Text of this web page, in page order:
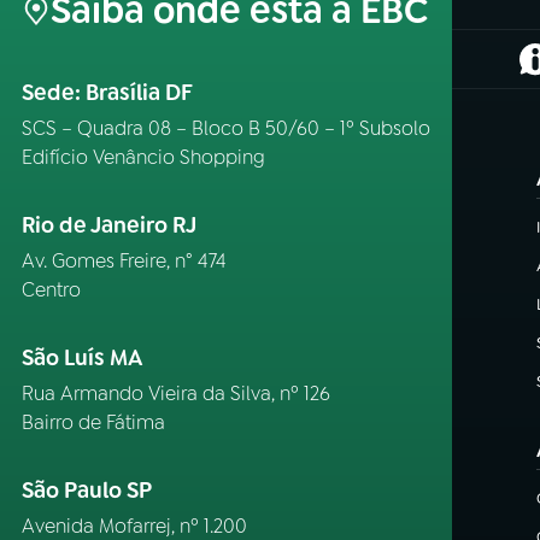
Saiba onde está a EBC
Sede: Brasília DF
SCS – Quadra 08 – Bloco B 50/60 – 1º Subsolo
Edifício Venâncio Shopping
Rio de Janeiro RJ
Av. Gomes Freire, n° 474
Centro
São Luís MA
Rua Armando Vieira da Silva, nº 126
Bairro de Fátima
São Paulo SP
Avenida Mofarrej, nº 1.200